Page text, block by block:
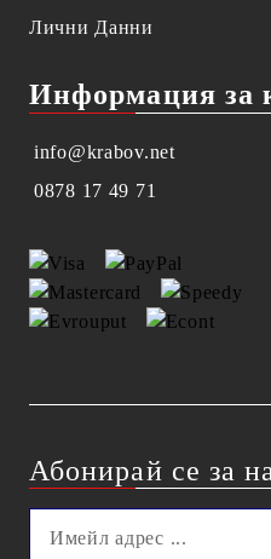
Лични Данни
Информация за
info@krabov.net
0878 17 49 71
Абонирай се за